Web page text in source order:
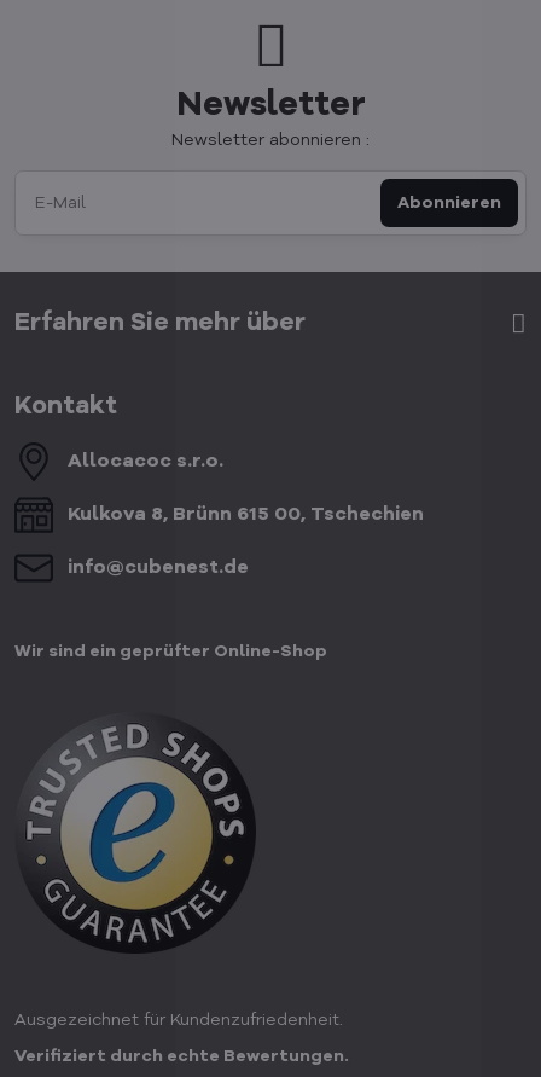
Newsletter
Newsletter abonnieren :
Abonnieren
Erfahren Sie mehr über
Kontakt
Allocacoc s​.r​.o​.
Kulkova 8, Brünn 615 00, Tschechien
info​@cubenest​.de
Wir sind ein geprüfter Online-Shop
Ausgezeichnet für Kundenzufriedenheit.
Verifiziert durch echte Bewertungen.